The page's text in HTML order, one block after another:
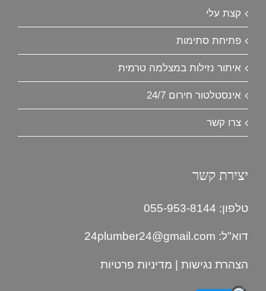
קצת עלי
פתיחת סתימות
איתור נזילות במצלמה טרמית
אינסטלטור חירום 24/7
צרו קשר
יצירת קשר
טלפון: 055-953-8144
דוא"ל: 24plumber24@gmail.com
הצהרת נגישות מדיניות פרטיות